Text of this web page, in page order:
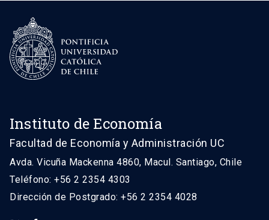
Instituto de Economía
Facultad de Economía y Administración UC
Avda. Vicuña Mackenna 4860, Macul. Santiago, Chile
Teléfono: +56 2 2354 4303
Dirección de Postgrado: +56 2 2354 4028